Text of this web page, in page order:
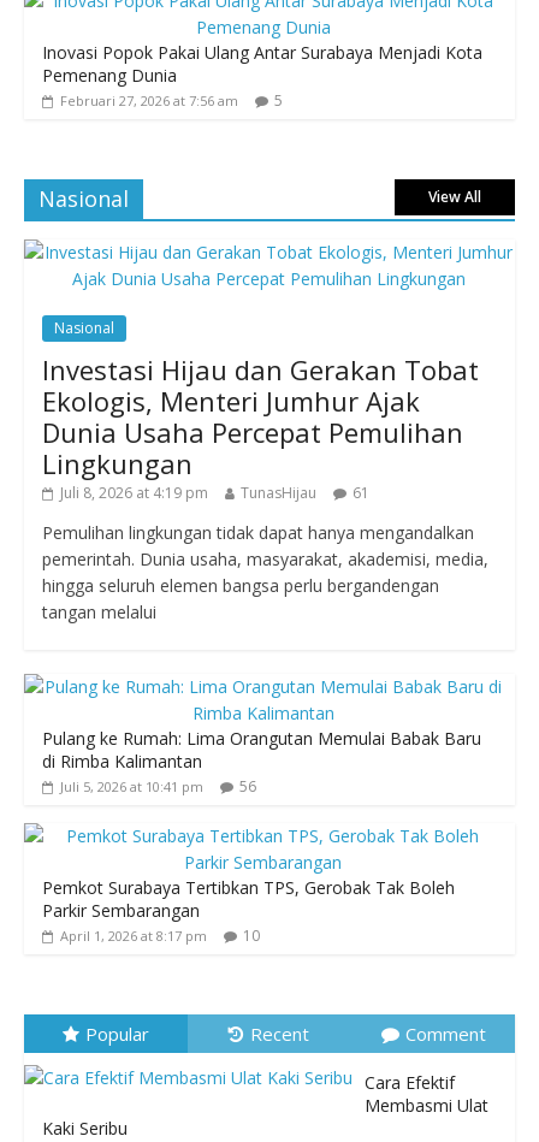
Inovasi Popok Pakai Ulang Antar Surabaya Menjadi Kota
Pemenang Dunia
Februari 27, 2026 at 7:56 am 5
Nasional View All
Nasional
Investasi Hijau dan Gerakan Tobat
Ekologis, Menteri Jumhur Ajak
Dunia Usaha Percepat Pemulihan
Lingkungan
Juli 8, 2026 at 4:19 pm TunasHijau 61
Pemulihan lingkungan tidak dapat hanya mengandalkan
pemerintah. Dunia usaha, masyarakat, akademisi, media,
hingga seluruh elemen bangsa perlu bergandengan
tangan melalui
Pulang ke Rumah: Lima Orangutan Memulai Babak Baru
di Rimba Kalimantan
Juli 5, 2026 at 10:41 pm 56
Pemkot Surabaya Tertibkan TPS, Gerobak Tak Boleh
Parkir Sembarangan
April 1, 2026 at 8:17 pm 10
Popular Recent Comment
Cara Efektif
Membasmi Ulat
Kaki Seribu